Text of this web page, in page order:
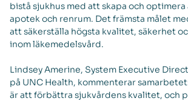
bistå sjukhus med att skapa och optimera
apotek och renrum. Det främsta målet
att säkerställa högsta kvalitet, säkerhet
inom läkemedelsvård.
Lindsey Amerine, System Executive
på UNC Health, kommenterar
är att förbättra sjukvårdens kvalitet, och